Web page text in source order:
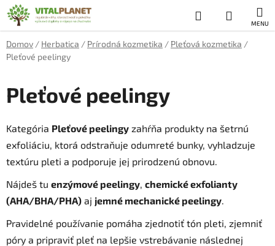
Prejsť
na
obsah
Hľadať
KOŠÍK
Domov / Herbatica / Prírodná kozmetika / Pleťová kozmetika /
Pleťové peelingy
Pleťové peelingy
Kategória Pleťové peelingy zahŕňa produkty na šetrnú
exfoliáciu, ktorá odstraňuje odumreté bunky, vyhladzuje
textúru pleti a podporuje jej prirodzenú obnovu.
Nájdeš tu enzýmové peelingy chemické exfolianty
(AHA/BHA/PHA) aj jemné mechanické peelingy
Pravidelné používanie pomáha zjednotiť tón pleti, zjemniť
póry a pripraviť pleť na lepšie vstrebávanie následnej